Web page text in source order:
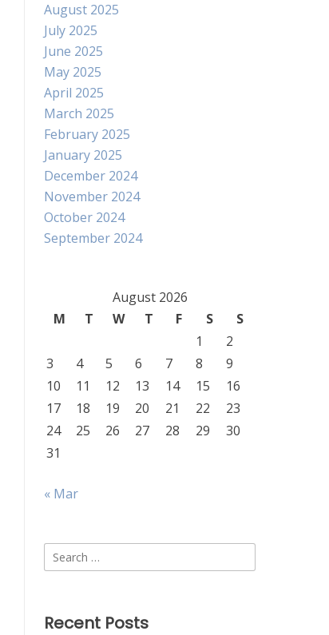
August 2025
July 2025
June 2025
May 2025
April 2025
March 2025
February 2025
January 2025
December 2024
November 2024
October 2024
September 2024
August 2026
M
T W T F S
S
1
2
3
4 5 6 7 8
9
10
11 12 13 14 15
16
17
18 19 20 21 22
23
24
25 26 27 28 29
30
31
« Mar
Search
for:
Recent Posts